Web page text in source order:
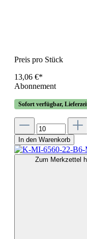
Preis pro Stück
13,06 €*
Abonnement
Sofort verfügbar,
In den Warenkorb
Zum Merkzettel